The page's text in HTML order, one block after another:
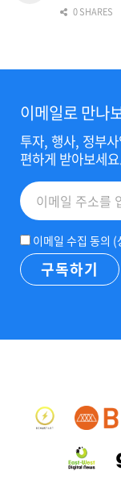
0 SHARES
이메일로 만나
투자, 행사, 정부
편하게 받아보세
이메일 수집 동의 (